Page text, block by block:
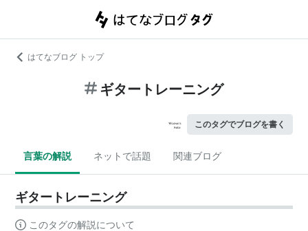
はてなブログ トップ
ギタートレーニング
このタグでブログを書く
言葉の解説 ネットで話題 関連ブログ
ギタートレーニング
このタグの解説について